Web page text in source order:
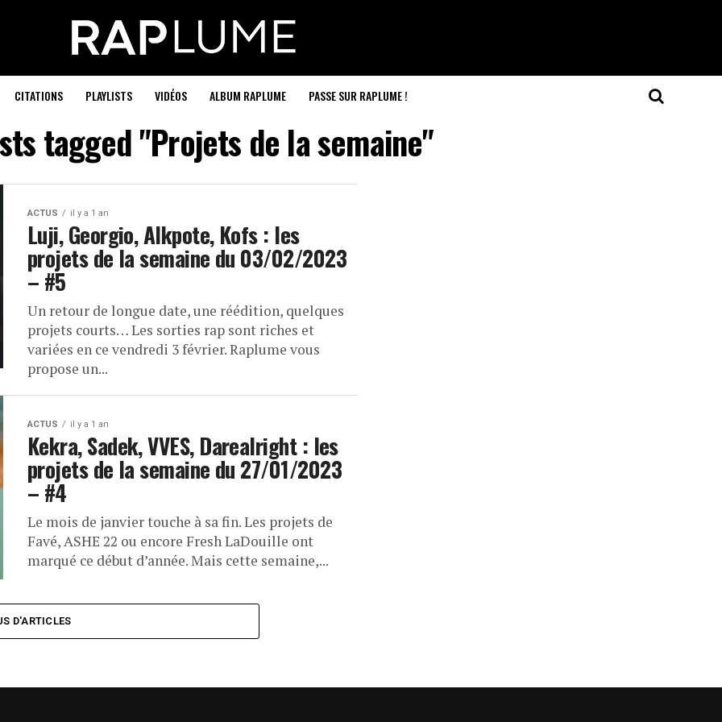
CITATIONS PLAYLISTS VIDÉOS ALBUM RAPLUME PASSE SUR RAPLUME !
tagged "Projets de la semaine"
ACTUS il y a 1 an
Luji, Georgio, Alkpote, Kofs : les
projets de la semaine du 03/02/2023
– #5
Un retour de longue date, une réédition, quelques
projets courts… Les sorties rap sont riches et
variées en ce vendredi 3 février. Raplume vous
propose un...
ACTUS il y a 1 an
Kekra, Sadek, VVES, Darealright : les
projets de la semaine du 27/01/2023
– #4
Le mois de janvier touche à sa fin. Les projets de
Favé, ASHE 22 ou encore Fresh LaDouille ont
marqué ce début d’année. Mais cette semaine,...
D'ARTICLES